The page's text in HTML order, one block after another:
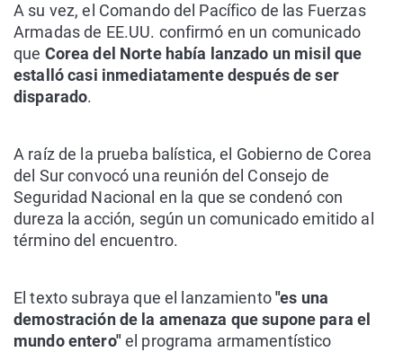
A su vez, el Comando del Pacífico de las Fuerzas
Armadas de EE.UU. confirmó en un comunicado
que Corea del Norte había lanzado un misil que
estalló casi inmediatamente después de ser
disparado.
A raíz de la prueba balística, el Gobierno de Corea
del Sur convocó una reunión del Consejo de
Seguridad Nacional en la que se condenó con
dureza la acción, según un comunicado emitido al
término del encuentro.
El texto subraya que el lanzamiento"es una
demostración de la amenaza que supone para el
mundo entero"el programa armamentístico